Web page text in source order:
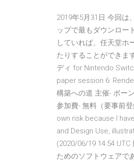
2019年5月31日 今回は
ップで最もダウンロー
していれば、任天堂ホ
たりすることができま
ディ for Nintendo
paper session 6:
構築への道 主催- ボー
参加費- 無料（要事前
own risk because I
and Design Use,
(2020/06/19 14:54
ためのソフトウェアで